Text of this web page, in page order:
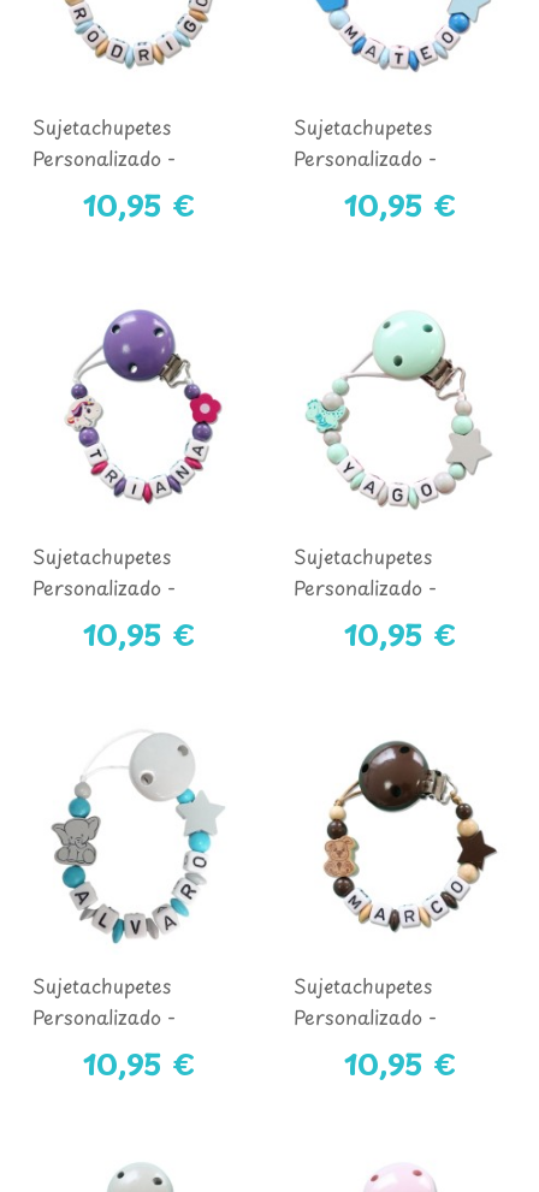
Sujetachupetes
Personalizado -
COLECCIÓN OSITO
10,95 €
Sujetachupetes
Personalizado -
COLECCIÓN PRÍNCIPE
10,95 €
Sujetachupetes
Personalizado -
COLECCIÓN
UNICORNIO
10,95 €
Sujetachupetes
Personalizado -
COLECCIÓN DINO
10,95 €
Sujetachupetes
Personalizado -
COLECCIÓN
ELEFANTE
10,95 €
Sujetachupetes
Personalizado -
COLECCIÓN PERRO
10,95 €